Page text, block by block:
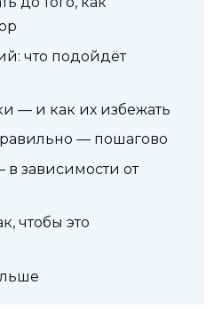
что подойдёт
— и как их избежать
— пошагово
в зависимости от
чтобы это